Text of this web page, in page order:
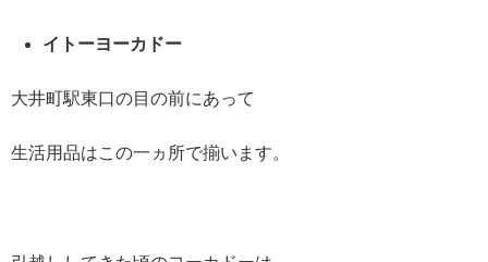
イトーヨーカドー
大井町駅東口の目の前にあって
生活用品はこの一ヵ所で揃います。